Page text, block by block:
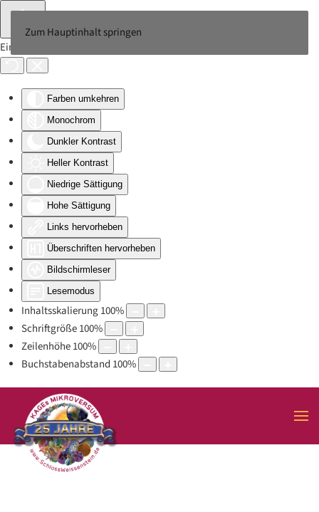
Eingabehilfen öffnen
Farben umkehren
Monochrom
Dunkler Kontrast
Heller Kontrast
Niedrige Sättigung
Hohe Sättigung
Links hervorheben
Überschriften hervorheben
Bildschirmleser
Lesemodus
Inhaltsskalierung100%
Schriftgröße100%
Zeilenhöhe100%
Buchstabenabstand 100%
Zum Hauptinhalt springen